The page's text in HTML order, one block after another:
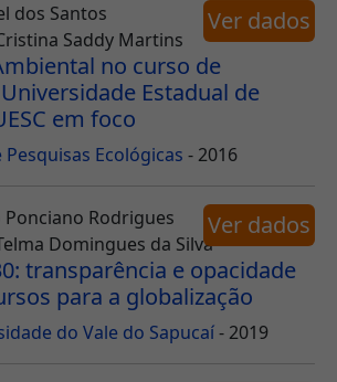
dos Santos
Saddy Martins
no curso de
Estadual de
em foco
Ecológicas - 2016
Ver dados
Ponciano Rodrigues
Domingues da Silva
transparência e opacidade
para a globalização
do Vale do Sapucaí- 2019
Ver dados